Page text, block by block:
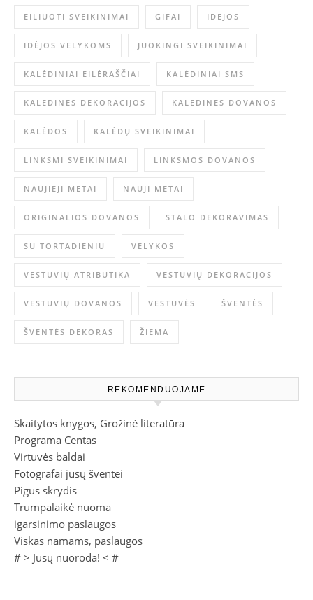
EILIUOTI SVEIKINIMAI GIFAI IDĖJOS
IDĖJOS VELYKOMS JUOKINGI SVEIKINIMAI
KALĖDINIAI EILĖRAŠČIAI KALĖDINIAI SMS
KALĖDINĖS DEKORACIJOS KALĖDINĖS DOVANOS
KALĖDOS KALĖDŲ SVEIKINIMAI
LINKSMI SVEIKINIMAI LINKSMOS DOVANOS
NAUJIEJI METAI NAUJI METAI
ORIGINALIOS DOVANOS STALO DEKORAVIMAS
SU TORTADIENIU VELYKOS
VESTUVIŲ ATRIBUTIKA VESTUVIŲ DEKORACIJOS
VESTUVIŲ DOVANOS VESTUVĖS ŠVENTĖS
ŠVENTĖS DEKORAS ŽIEMA
REKOMENDUOJAME
Skaitytos knygos, Grožinė literatūra
Programa Centas
Virtuvės baldai
Fotografai jūsų šventei
Pigus skrydis
Trumpalaikė nuoma
igarsinimo paslaugos
Viskas namams, paslaugos
# > Jūsų nuoroda! < #